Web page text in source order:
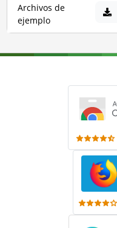
Archivos de
ejemplo